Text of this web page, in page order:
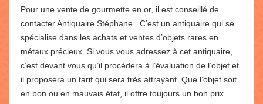
Pour une vente de gourmette en or, il est conseillé de
contacter Antiquaire Stéphane . C’est un antiquaire qui se
spécialise dans les achats et ventes d’objets rares en
métaux précieux. Si vous vous adressez à cet antiquaire,
c’est devant vous qu’il procédera à l’évaluation de l’objet et
il proposera un tarif qui sera très attrayant. Que l’objet soit
en bon ou en mauvais état, il offre toujours un bon prix.